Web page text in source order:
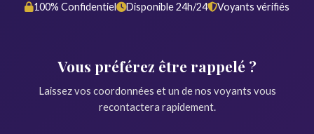
100% Confidentiel Disponible 24h/24 Voyants vérifiés
Vous préférez être rappelé ?
Laissez vos coordonnées et un de nos voyants vous
recontactera rapidement.